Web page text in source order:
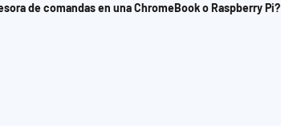
de comandas en una ChromeBook o Raspberry Pi?